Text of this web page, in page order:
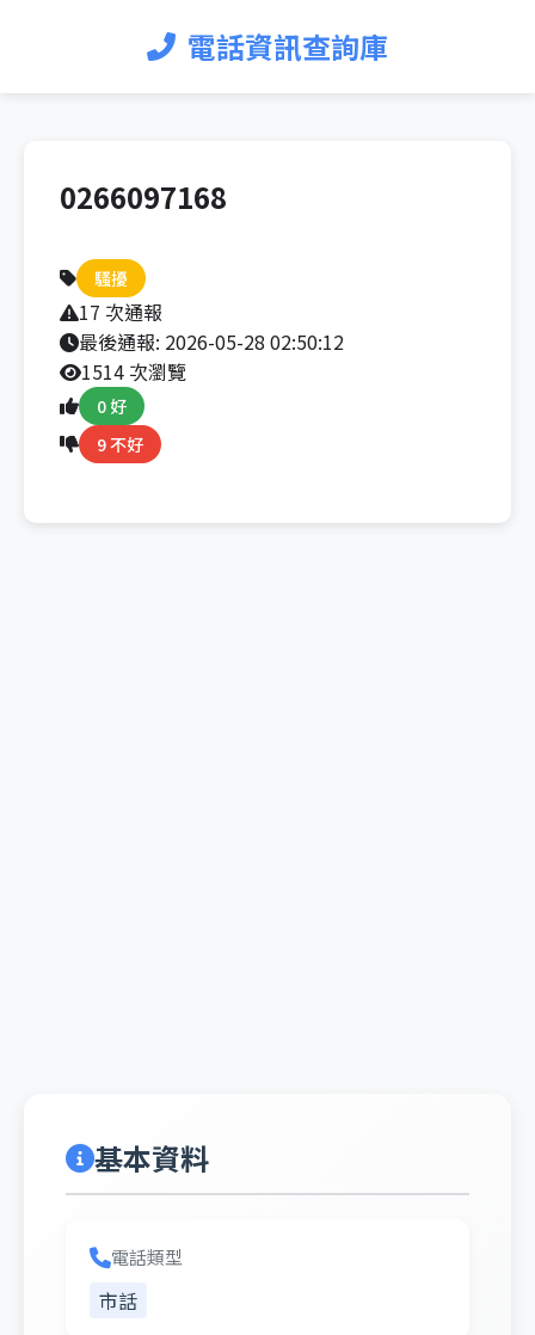
電話資訊查詢庫
0266097168
騷擾
17 次通報
最後通報: 2026-05-28 02:50:12
1514 次瀏覽
0 好
9 不好
基本資料
電話類型
市話